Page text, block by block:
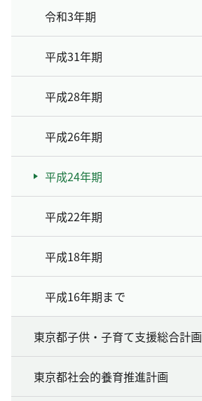
令和3年期
平成31年期
平成28年期
平成26年期
平成24年期
平成22年期
平成18年期
平成16年期まで
東京都子供・子育て支援総合計画
東京都社会的養育推進計画